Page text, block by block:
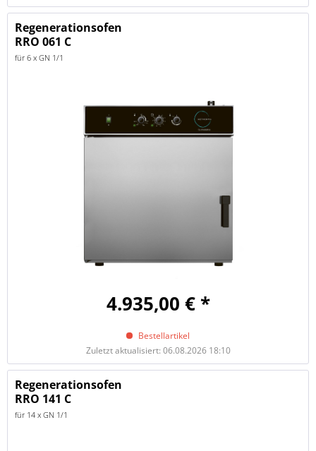
Regenerationsofen
RRO 061 C
für 6 x GN 1/1
4.935,00 € *
Bestellartikel
Zuletzt aktualisiert: 06.08.2026 18:10
Regenerationsofen
RRO 141 C
für 14 x GN 1/1